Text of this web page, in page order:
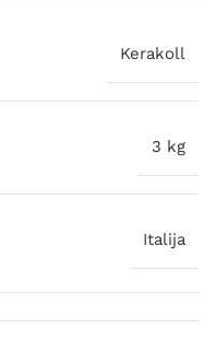
Kerakoll
3 kg
Italija